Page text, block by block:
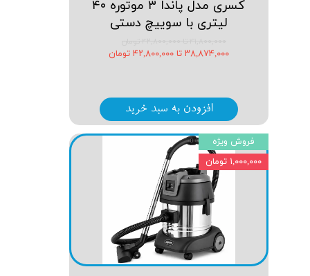
کسری مدل پاندا ۳ موتوره ۴۰
لیتری با سوییچ دستی
۳۸,۸۷۴,۰۰۰ تا ۴۲,۸۰۰,۰۰۰ تومان
افزودن به سبد خرید
فروش ویژه
۱,۰۰۰,۰۰۰ تومان